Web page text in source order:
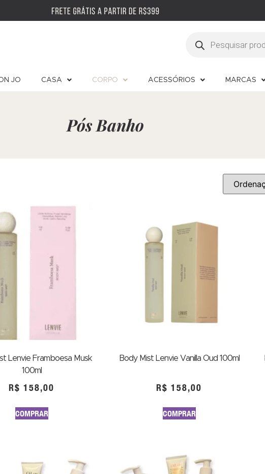
JO CASA CORPO ACESSÓRIOS MARCAS
Pós Banho
Lenvie Framboesa Musk
100ml
R$ 158,00
COMPRAR
Body Mist Lenvie Vanilla Oud 100ml
R$ 158,00
COMPRAR